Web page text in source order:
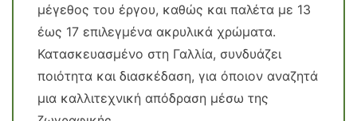
μέγεθος του έργου, καθώς και παλέτα με 13
έως 17 επιλεγμένα ακρυλικά χρώματα.
Κατασκευασμένο στη Γαλλία, συνδυάζει
ποιότητα και διασκέδαση, για όποιον αναζητά
μια καλλιτεχνική απόδραση μέσω της